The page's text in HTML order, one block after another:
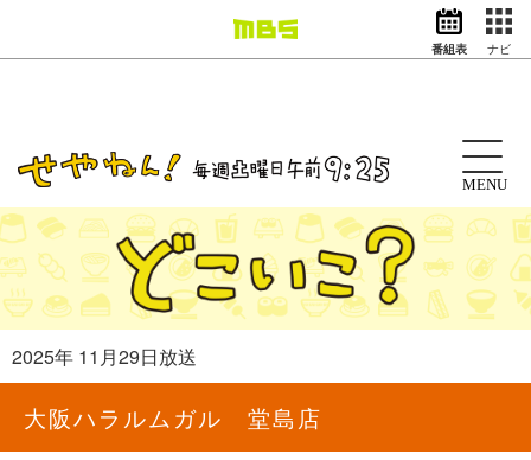
ドラマ
アニメ
動画イズム ニュース
天気・防災 イベント
映画
グッズ
番組表 ナビ
MENU
2025年 11月29日放送
大阪ハラルムガル 堂島店